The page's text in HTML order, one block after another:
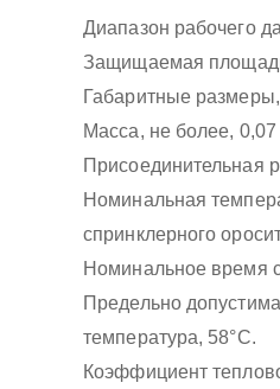
Диапазон рабочего
Защищаемая
Габаритные
Масса, не более, 0,07
Присоединительная
Номинальная
спринклерного
Номинальное время
Предельно
температура, 58°С.
Коэффициент